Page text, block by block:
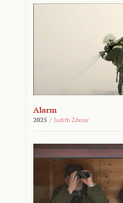
Alarm
2025 / Judith Zdesar